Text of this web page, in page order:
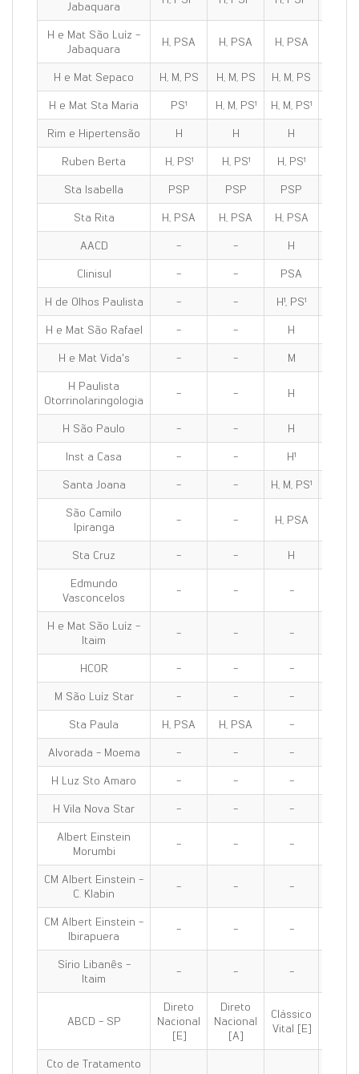
Jabaquara
H e Mat São Luíz -
Jabaquara
H, PSA H, PSA H, PSA
H e Mat Sepaco H, M, PS H, M, PS H, M, PS
H e Mat Sta Maria
PS¹ H, M, PS¹ H, M, PS¹
Rim e Hipertensão
H H H
Ruben Berta
H, PS¹ H, PS¹ H, PS¹
Sta Isabella
PSP PSP PSP
Sta Rita
H, PSA H, PSA H, PSA
AACD
- - H
Clinisul
- - PSA
H de Olhos Paulista
- - H¹, PS¹
H e Mat São Rafael
- - H
H e Mat Vida's
- - M
H Paulista
Otorrinolaringologia
- - H
H São Paulo - - H
Inst a Casa
- - H¹
Santa Joana
- - H, M, PS¹
São Camilo
Ipiranga
- - H, PSA
Sta Cruz - - H
Edmundo
Vasconcelos
- - -
H e Mat São Luíz -
Itaim
- - -
HCOR - - -
M São Luíz Star
- - -
Sta Paula
H, PSA H, PSA -
Alvorada - Moema
- - -
H Luz Sto Amaro
- - -
H Vila Nova Star
- - -
Albert Einstein
Morumbi
- - -
CM Albert Einstein -
C. Klabin
- - -
CM Albert Einstein -
Ibirapuera
- - -
Sírio Libanês -
Itaim
- - -
ABCD - SP
Direto
Nacional
[E]
Direto
Nacional
[A]
Clássico
Vital [E]
Cto de Tratamento